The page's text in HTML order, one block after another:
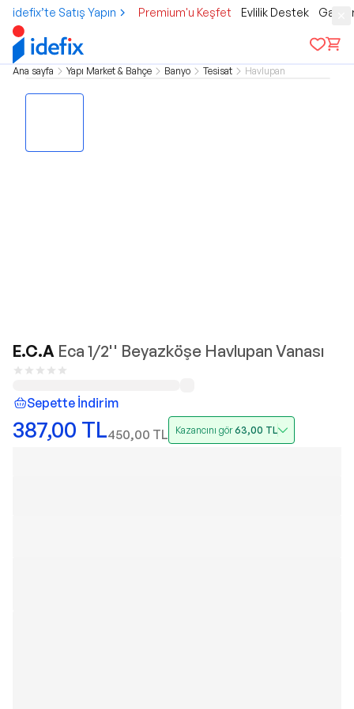
idefix’te Satış Yapın Premium'u Keşfet Evlilik Destek
Ana sayfa Yapı Market & Bahçe Banyo Tesisat Havlupan
E.C.A Eca 1/2'' Beyazköşe Havlupan Vanası
Sepette İndirim
387,00 TL450,00 TL Kazancını gör63,00 TL